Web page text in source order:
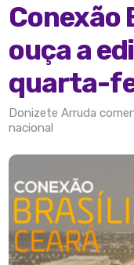
Conexão
ouça a
quarta-
Donizete Arruda
nacional